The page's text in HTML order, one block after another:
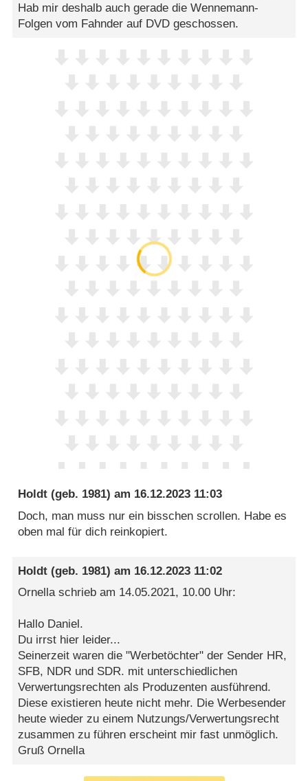
Hab mir deshalb auch gerade die Wennemann-
Folgen vom Fahnder auf DVD geschossen.
Holdt (geb. 1981) am 16.12.2023 11:03
Doch, man muss nur ein bisschen scrollen. Habe es
oben mal für dich reinkopiert.
Holdt (geb. 1981) am 16.12.2023 11:02
Ornella schrieb am 14.05.2021, 10.00 Uhr:
Hallo Daniel.
Du irrst hier leider...
Seinerzeit waren die "Werbetöchter" der Sender HR,
SFB, NDR und SDR. mit unterschiedlichen
Verwertungsrechten als Produzenten ausführend.
Diese existieren heute nicht mehr. Die Werbesender
heute wieder zu einem Nutzungs/Verwertungsrecht
zusammen zu führen erscheint mir fast unmöglich.
Gruß Ornella